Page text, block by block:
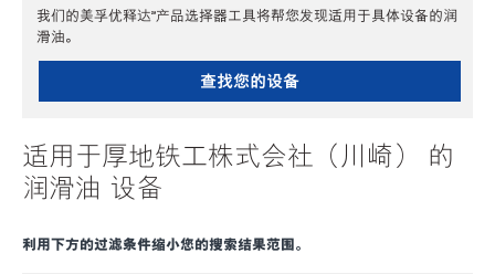
我们的美孚优释达℠产品选择器工具将帮您发现适用于具体设备的润
滑油。
查找您的设备
适用于厚地铁工株式会社（川崎） 的
润滑油 设备
利用下方的过滤条件缩小您的搜索结果范围。